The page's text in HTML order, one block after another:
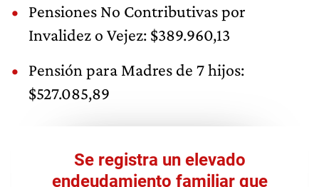
Pensiones No Contributivas por
Invalidez o Vejez: $389.960,13
Pensión para Madres de 7 hijos:
$527.085,89
Se registra un elevado
endeudamiento familiar que